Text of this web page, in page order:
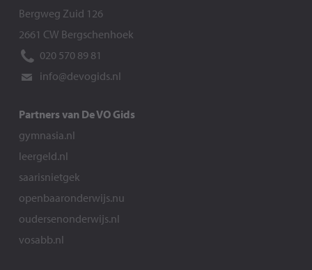
Bergweg Zuid 126
2661 CW Bergschenhoek
020 570 89 81
info@devogids.nl
Partners van De VO Gids
gymnasia.nl
leergeld.nl
saarisnietgek
openbaaronderwijs.nu
oudersenonderwijs.nl
vosabb.nl